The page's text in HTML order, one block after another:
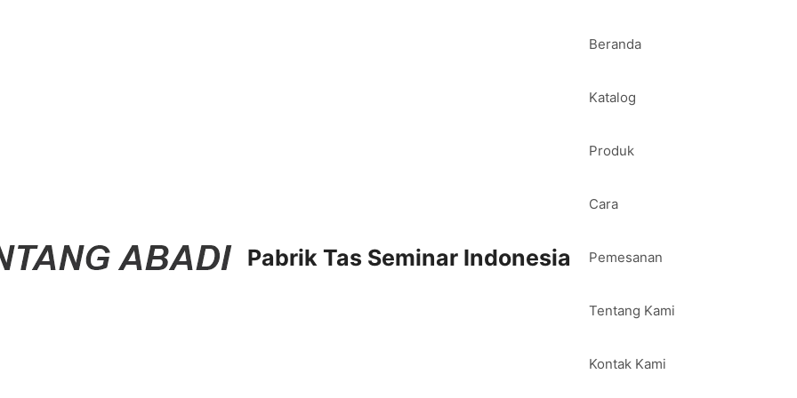
Pabrik Tas Seminar Indonesia
Beranda
Katalog
Produk
Cara
Pemesanan
Tentang Kami
Kontak Kami